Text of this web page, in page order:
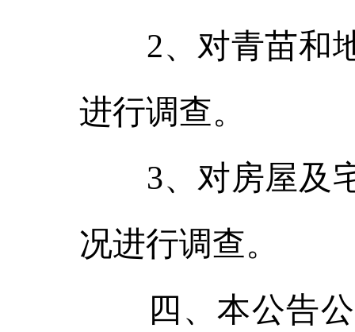
2、对青苗和地
进行调查。
3、对房屋及宅
况进行调查。
四、本公告公